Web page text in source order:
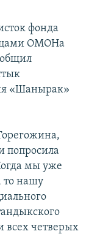
фонда
ОМОНа
«Шанырак»
попросила
мы уже
то нашу
четверых